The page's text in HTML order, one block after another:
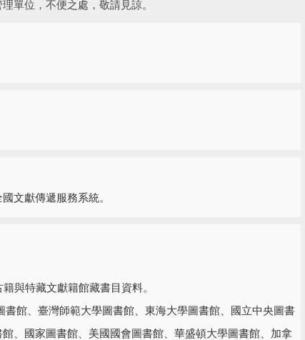
單位，不便之處，敬請見諒。
文獻傳遞服務系統。
籍與特藏文獻籍館藏書目資料。
館、臺灣師範大學圖書館、東海大學圖書館、國立中央圖書
、國家圖書館、美國國會圖書館、華盛頓大學圖書館、加拿